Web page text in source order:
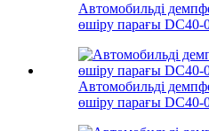
Автомобильді
өшіру парағы
Автомобильді
өшіру парағы DC40-